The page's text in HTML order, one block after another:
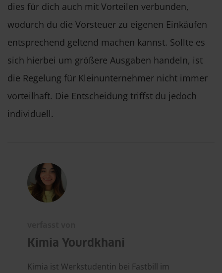
dies für dich auch mit Vorteilen verbunden,
wodurch du die Vorsteuer zu eigenen Einkäufen
entsprechend geltend machen kannst. Sollte es
sich hierbei um größere Ausgaben handeln, ist
die Regelung für Kleinunternehmer nicht immer
vorteilhaft. Die Entscheidung triffst du jedoch
individuell.
Kimia Yourdkhani
Kimia ist Werkstudentin bei Fastbill im